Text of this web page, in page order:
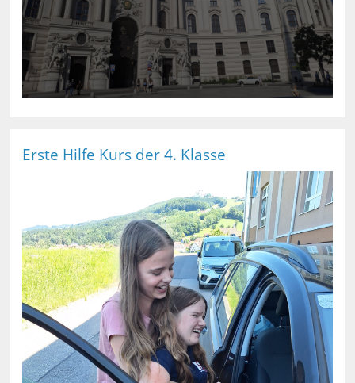
Erste Hilfe Kurs der 4. Klasse